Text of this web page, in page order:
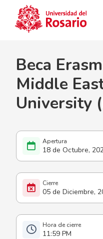
18 de Octubre,
05 de Diciembre,
11:59 PM
Beca
Middle
University